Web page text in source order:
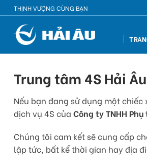
Skip
to
content
THỊNH VƯỢNG CÙNG BẠN
Trung tâm 4S Hải
Nếu bạn đang sử dụng một
dịch vụ 4S của Công ty TNHH
Chúng tôi cam kết sẽ cung cấp
lập tức, bất kể thời gian hay địa